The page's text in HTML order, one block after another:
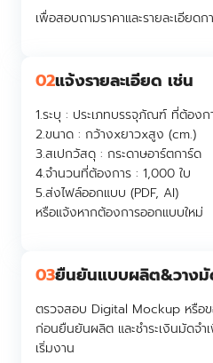
เพื่อสอบถามราคาและรายละเอียด
02แจ้งรายละเอียด เช่น
1.ระบุ : ประเภทบรรจุภัณฑ์ ที่ต้องก
2.ขนาด : กว้างxยาวxสูง (cm.)
3.สเปกวัสดุ : กระดาษอาร์ตการ์ด
4.จำนวนที่ต้องการ : 1,000 ใบ
5.ส่งไฟล์ออกแบบ (PDF, AI)
หรือแจ้งหากต้องการออกแบบใหม่
03ยืนยันแบบผลิต&วางมั
ตรวจสอบ Digital Mockup หรือ
ก่อนยืนยันผลิต และชำระเงินมัดจ
เริ่มงาน